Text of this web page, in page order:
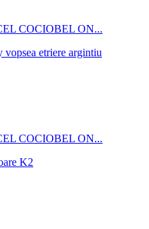
COCIOBEL ON...
etriere argintiu
COCIOBEL ON...
K2